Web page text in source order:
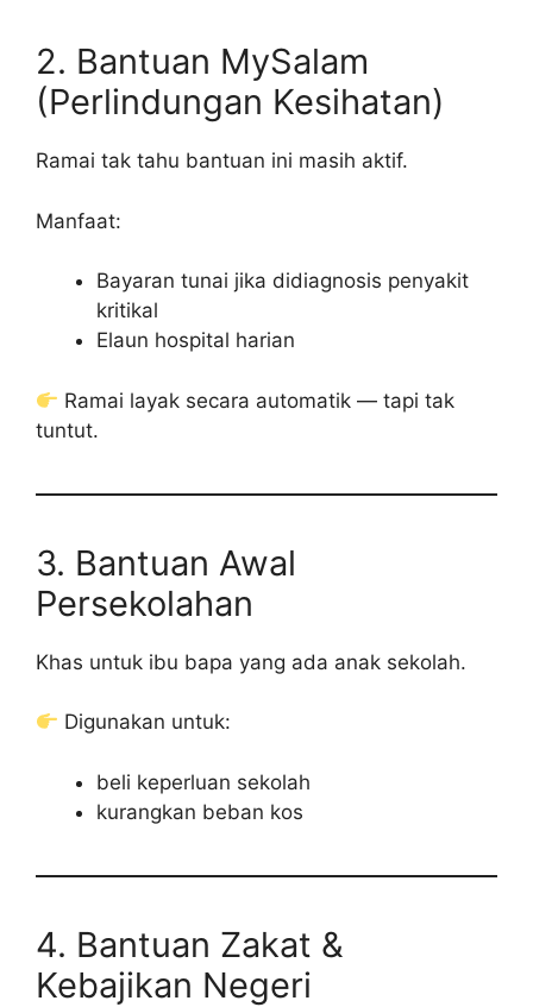
2. Bantuan MySalam
(Perlindungan Kesihatan)
Ramai tak tahu bantuan ini masih aktif.
Manfaat:
Bayaran tunai jika didiagnosis penyakit
kritikal
Elaun hospital harian
Ramai layak secara automatik — tapi tak
tuntut.
3. Bantuan Awal
Persekolahan
Khas untuk ibu bapa yang ada anak sekolah.
Digunakan untuk:
beli keperluan sekolah
kurangkan beban kos
4. Bantuan Zakat &
Kebajikan Negeri